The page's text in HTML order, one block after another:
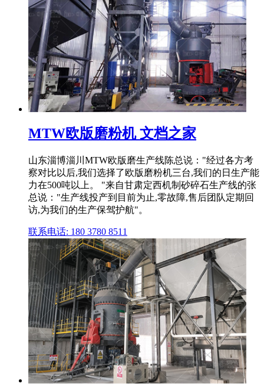
MTW欧版磨粉机 文档之家
山东淄博淄川MTW欧版磨生产线陈总说："经过各方考
察对比以后,我们选择了欧版磨粉机三台,我们的日生产能
力在500吨以上。 "来自甘肃定西机制砂碎石生产线的张
总说："生产线投产到目前为止,零故障,售后团队定期回
访,为我们的生产保驾护航"。
联系电话: 180 3780 8511